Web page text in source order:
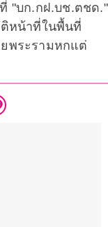
"บก.กฝ.บช.ตชด."
ติหน้าที่ในพื้นที่
พระรามหกแต่